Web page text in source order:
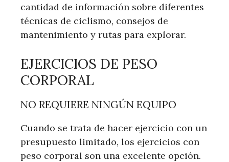
cantidad de información sobre diferentes
técnicas de ciclismo, consejos de
mantenimiento y rutas para explorar.
EJERCICIOS DE PESO
CORPORAL
NO REQUIERE NINGÚN EQUIPO
Cuando se trata de hacer ejercicio con un
presupuesto limitado, los ejercicios con
peso corporal son una excelente opción.